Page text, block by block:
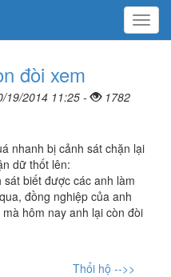
Menu
đòi xem
19/2014 11:25 - 1782
nhanh bị cảnh sát chặn lại
dữ thốt lên:
biết được các anh làm
đồng nghiệp của anh
hôm nay anh lại còn đòi
Thổi hộ -->>